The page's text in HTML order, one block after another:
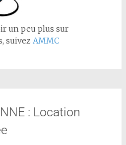
un peu plus sur
suivez AMMC
: Location